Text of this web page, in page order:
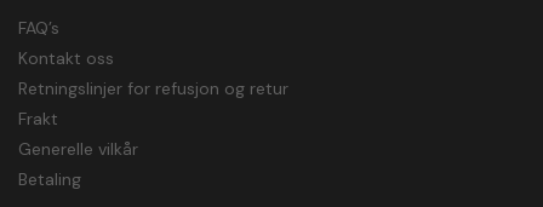
FAQ’s
Kontakt oss
Retningslinjer for refusjon og retur
Frakt
Generelle vilkår
Betaling